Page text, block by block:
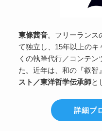
東條茜音。フリーランス
て独立し、15年以上の
くの執筆代行／コンテ
た。近年は、和の『叡智
スト／東洋哲学伝承師と
詳細プ